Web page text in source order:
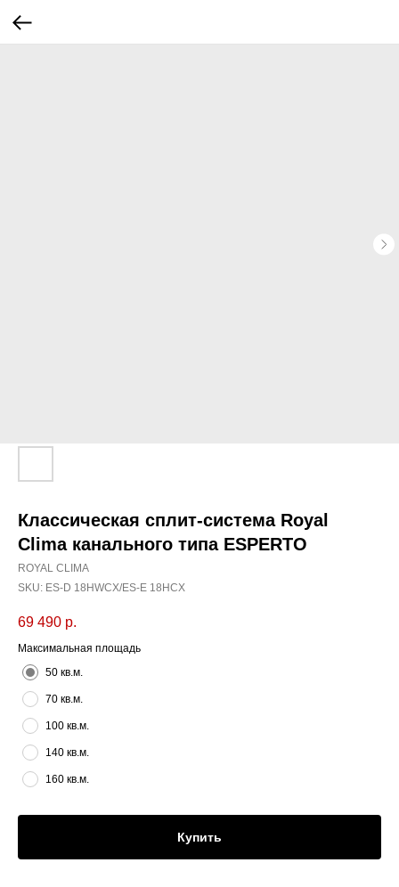
Классическая сплит-система Royal
Clima канального типа ESPERTO
ROYAL CLIMA
SKU: ES-D 18HWCX/ES-E 18HCX
69 490 р.
Максимальная площадь
50 кв.м.
70 кв.м.
100 кв.м.
140 кв.м.
160 кв.м.
Купить